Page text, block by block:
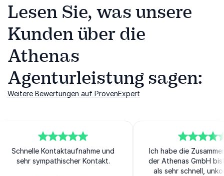
Lesen Sie, was unsere
Kunden über die
Athenas
Agenturleistung sagen:
Weitere Bewertungen auf ProvenExpert
von5
habe die Zusammenarbeit mit
Athenas GmbH bislang immer
von5
Ich kann Athenas für
Vermittlung von
weiterempfehlen. Mit